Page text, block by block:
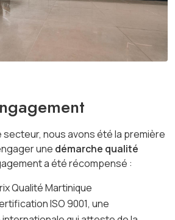
nous avons été la première
une démarche qualité
a été récompensé :
Qualité Martinique
ISO 9001, une